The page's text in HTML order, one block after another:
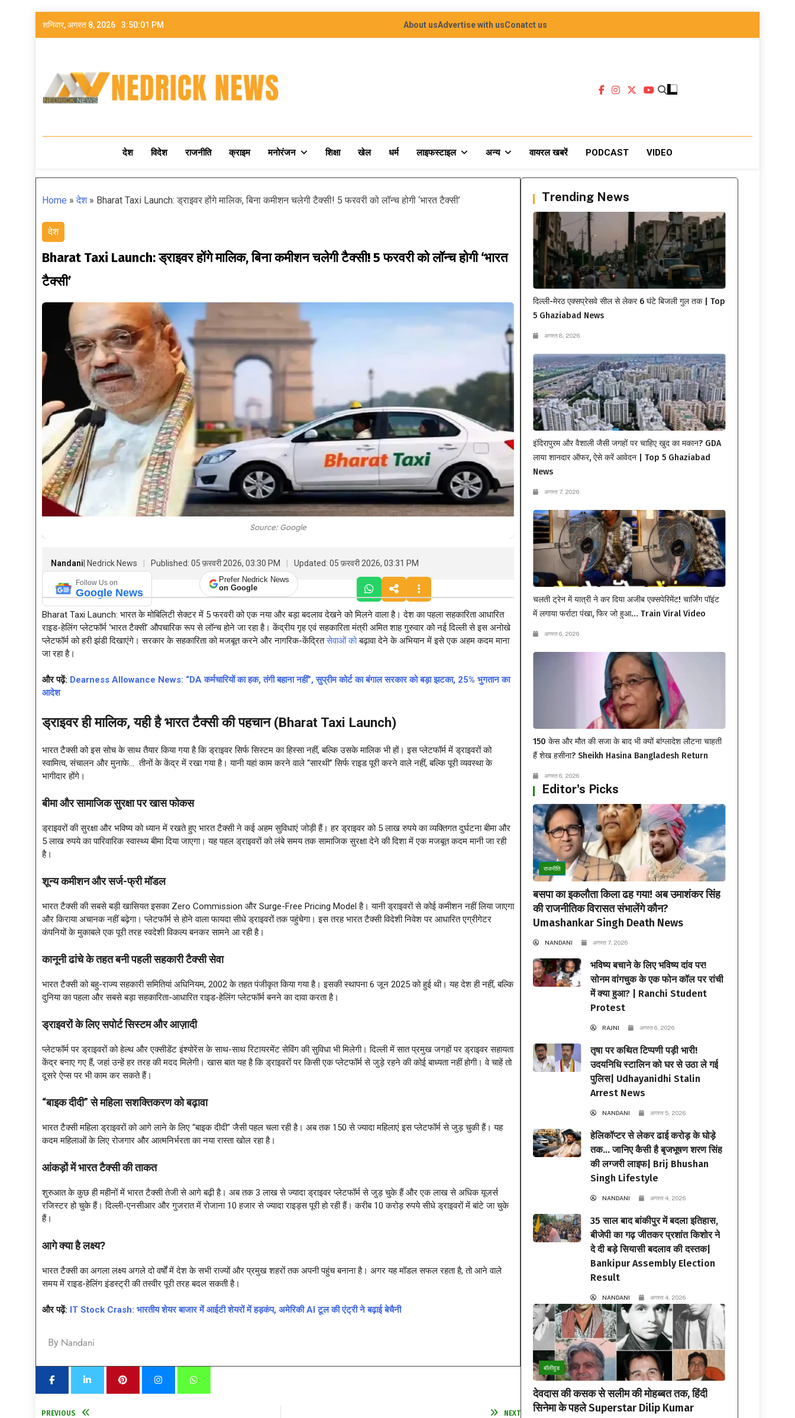
शनिवार, अगस्त 8, 2026 3:50:02 PM About usAdvertise with usConatct us
NEDRICK NEWS
देश विदेश राजनीति क्राइम मनोरंजन शिक्षा खेल धर्म लाइफस्टाइल अन्य वायरल खबरें PODCAST VIDEO
Home »देश» Bharat Taxi Launch: ड्राइवर होंगे मालिक, बिना कमीशन चलेगी टैक्सी! 5 फरवरी को लॉन्च होगी ‘भारत टैक्सी’
देश
Bharat Taxi Launch: ड्राइवर होंगे मालिक, बिना कमीशन चलेगी टैक्सी! 5 फरवरी को लॉन्च होगी ‘भारत
टैक्सी’
Source: Google
Nandani | Nedrick News Published: 05 फ़रवरी 2026, 03:30 PM Updated: 05 फ़रवरी 2026, 03:31 PM
Follow Us on
Google News
Prefer Nedrick News
on Google
Bharat Taxi Launch: भारत के मोबिलिटी सेक्टर में 5 फरवरी को एक नया और बड़ा बदलाव देखने को मिलने वाला है। देश का पहला सहकारिता आधारित
राइड-हेलिंग प्लेटफॉर्म ‘भारत टैक्सी’ औपचारिक रूप से लॉन्च होने जा रहा है। केंद्रीय गृह एवं सहकारिता मंत्री अमित शाह गुरुवार को नई दिल्ली से इस अनोखे
प्लेटफॉर्म को हरी झंडी दिखाएंगे। सरकार के सहकारिता को मजबूत करने और नागरिक-केंद्रितसेवाओं कोबढ़ावा देने के अभियान में इसे एक अहम कदम माना
जा रहा है।
और पढ़ें: Dearness Allowance News: “DA कर्मचारियों का हक, तंगी बहाना नहीं”, सुप्रीम कोर्ट का बंगाल सरकार को बड़ा झटका, 25% भुगतान का
आदेश
ड्राइवर ही मालिक, यही है भारत टैक्सी की पहचान (Bharat Taxi Launch)
भारत टैक्सी को इस सोच के साथ तैयार किया गया है कि ड्राइवर सिर्फ सिस्टम का हिस्सा नहीं, बल्कि उसके मालिक भी हों। इस प्लेटफॉर्म में ड्राइवरों को
स्वामित्व, संचालन और मुनाफे… तीनों के केंद्र में रखा गया है। यानी यहां काम करने वाले “सारथी” सिर्फ राइड पूरी करने वाले नहीं, बल्कि पूरी व्यवस्था के
भागीदार होंगे।
बीमा और सामाजिक सुरक्षा पर खास फोकस
ड्राइवरों की सुरक्षा और भविष्य को ध्यान में रखते हुए भारत टैक्सी ने कई अहम सुविधाएं जोड़ी हैं। हर ड्राइवर को 5 लाख रुपये का व्यक्तिगत दुर्घटना बीमा और
5 लाख रुपये का पारिवारिक स्वास्थ्य बीमा दिया जाएगा। यह पहल ड्राइवरों को लंबे समय तक सामाजिक सुरक्षा देने की दिशा में एक मजबूत कदम मानी जा रही
है।
शून्य कमीशन और सर्ज-फ्री मॉडल
भारत टैक्सी की सबसे बड़ी खासियत इसका Zero Commission और Surge-Free Pricing Model है। यानी ड्राइवरों से कोई कमीशन नहीं लिया जाएगा
और किराया अचानक नहीं बढ़ेगा। प्लेटफॉर्म से होने वाला फायदा सीधे ड्राइवरों तक पहुंचेगा। इस तरह भारत टैक्सी विदेशी निवेश पर आधारित एग्रीगेटर
कंपनियों के मुकाबले एक पूरी तरह स्वदेशी विकल्प बनकर सामने आ रही है।
कानूनी ढांचे के तहत बनी पहली सहकारी टैक्सी सेवा
भारत टैक्सी को बहु-राज्य सहकारी समितियां अधिनियम, 2002 के तहत पंजीकृत किया गया है। इसकी स्थापना 6 जून 2025 को हुई थी। यह देश ही नहीं, बल्कि
दुनिया का पहला और सबसे बड़ा सहकारिता-आधारित राइड-हेलिंग प्लेटफॉर्म बनने का दावा करता है।
ड्राइवरों के लिए सपोर्ट सिस्टम और आज़ादी
प्लेटफॉर्म पर ड्राइवरों को हेल्थ और एक्सीडेंट इंश्योरेंस के साथ-साथ रिटायरमेंट सेविंग की सुविधा भी मिलेगी। दिल्ली में सात प्रमुख जगहों पर ड्राइवर सहायता
केंद्र बनाए गए हैं, जहां उन्हें हर तरह की मदद मिलेगी। खास बात यह है कि ड्राइवरों पर किसी एक प्लेटफॉर्म से जुड़े रहने की कोई बाध्यता नहीं होगी। वे चाहें तो
दूसरे ऐप्स पर भी काम कर सकते हैं।
“बाइक दीदी” से महिला सशक्तिकरण को बढ़ावा
भारत टैक्सी महिला ड्राइवरों को आगे लाने के लिए “बाइक दीदी” जैसी पहल चला रही है। अब तक 150 से ज्यादा महिलाएं इस प्लेटफॉर्म से जुड़ चुकी हैं। यह
कदम महिलाओं के लिए रोजगार और आत्मनिर्भरता का नया रास्ता खोल रहा है।
आंकड़ों में भारत टैक्सी की ताकत
शुरुआत के कुछ ही महीनों में भारत टैक्सी तेजी से आगे बढ़ी है। अब तक 3 लाख से ज्यादा ड्राइवर प्लेटफॉर्म से जुड़ चुके हैं और एक लाख से अधिक यूजर्स
रजिस्टर हो चुके हैं। दिल्ली-एनसीआर और गुजरात में रोजाना 10 हजार से ज्यादा राइड्स पूरी हो रही हैं। करीब 10 करोड़ रुपये सीधे ड्राइवरों में बांटे जा चुके
हैं।
आगे क्या है लक्ष्य?
भारत टैक्सी का अगला लक्ष्य अगले दो वर्षों में देश के सभी राज्यों और प्रमुख शहरों तक अपनी पहुंच बनाना है। अगर यह मॉडल सफल रहता है, तो आने वाले
समय में राइड-हेलिंग इंडस्ट्री की तस्वीर पूरी तरह बदल सकती है।
और पढ़ें: IT Stock Crash: भारतीय शेयर बाजार में आईटी शेयरों में हड़कंप, अमेरिकी AI टूल की एंट्री ने बढ़ाई बेचैनी
By Nandani
PREVIOUS NEXT
Trending News
दिल्ली-मेरठ एक्सप्रेसवे सील से लेकर 6 घंटे बिजली गुल तक | Top
5 Ghaziabad News
अगस्त 8, 2026
इंदिरापुरम और वैशाली जैसी जगहों पर चाहिए खुद का मकान? GDA
लाया शानदार ऑफर, ऐसे करें आवेदन | Top 5 Ghaziabad
News
अगस्त 7, 2026
चलती ट्रेन में यात्री ने कर दिया अजीब एक्सपेरिमेंट! चार्जिंग पॉइंट
में लगाया फर्राटा पंखा, फिर जो हुआ… Train Viral Video
अगस्त 6, 2026
150 केस और मौत की सजा के बाद भी क्यों बांग्लादेश लौटना चाहती
हैं शेख हसीना? Sheikh Hasina Bangladesh Return
अगस्त 6, 2026
Editor's Picks
राजनीति
बसपा का इकलौता किला ढह गया! अब उमाशंकर सिंह
की राजनीतिक विरासत संभालेंगे कौन?
Umashankar Singh Death News
NANDANI अगस्त 7, 2026
भविष्य बचाने के लिए भविष्य दांव पर!
सोनम वांगचुक के एक फोन कॉल पर रांची
में क्या हुआ? | Ranchi Student
Protest
RAJNI अगस्त 6, 2026
तृषा पर कथित टिप्पणी पड़ी भारी!
उदयनिधि स्टालिन को घर से उठा ले गई
पुलिस| Udhayanidhi Stalin
Arrest News
NANDANI अगस्त 5, 2026
हेलिकॉप्टर से लेकर ढाई करोड़ के घोड़े
तक… जानिए कैसी है बृजभूषण शरण सिंह
की लग्जरी लाइफ| Brij Bhushan
Singh Lifestyle
NANDANI अगस्त 4, 2026
35 साल बाद बांकीपुर में बदला इतिहास,
बीजेपी का गढ़ जीतकर प्रशांत किशोर ने
दे दी बड़े सियासी बदलाव की दस्तक|
Bankipur Assembly Election
Result
NANDANI अगस्त 4, 2026
बॉलीवुड
देवदास की कसक से सलीम की मोहब्बत तक, हिंदी
सिनेमा के पहले Superstar Dilip Kumar